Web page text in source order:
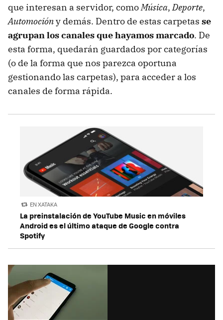
que interesan a servidor, comoMúsica,Deporte,
Automocióny demás. Dentro de estas carpetas se
agrupan los canales que hayamos marcado. De
esta forma, quedarán guardados por categorías
(o de la forma que nos parezca oportuna
gestionando las carpetas), para acceder a los
canales de forma rápida.
EN XATAKA
La preinstalación de YouTube Music en móviles
Android es el último ataque de Google contra
Spotify